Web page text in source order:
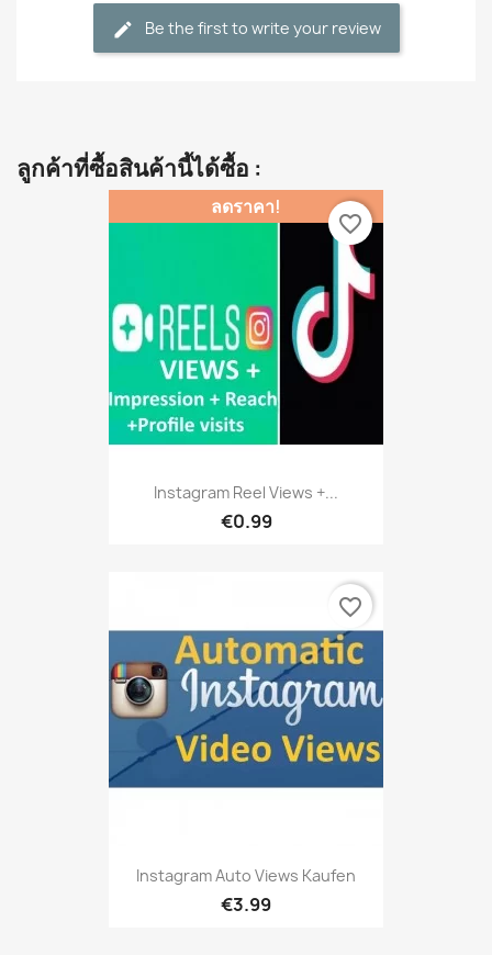
Be the first to write your review
ลูกค้าที่ซื้อสินค้านี้ได้ซื้อ :
Instagram Reel Views +...
€0.99
ลดราคา!
favorite_border
Instagram Auto Views Kaufen
€3.99
favorite_border